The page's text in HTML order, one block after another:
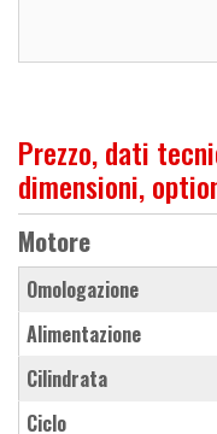
Prezzo, dati
dimensioni,
Motore
Omologazione
Alimentazione
Cilindrata
Ciclo